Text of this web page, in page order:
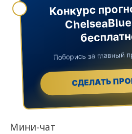
Конкурс
Поборись за главный
СДЕЛАТЬ
Мини-чат